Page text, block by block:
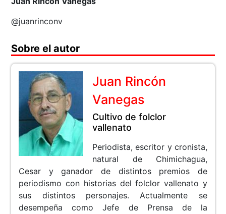
@juanrinconv
Sobre el autor
Juan Rincón
Vanegas
Cultivo de folclor
vallenato
Periodista, escritor y cronista,
natural de Chimichagua,
Cesar y ganador de distintos premios de
periodismo con historias del folclor vallenato y
sus distintos personajes. Actualmente se
desempeña como Jefe de Prensa de la